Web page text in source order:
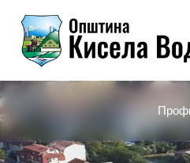
content